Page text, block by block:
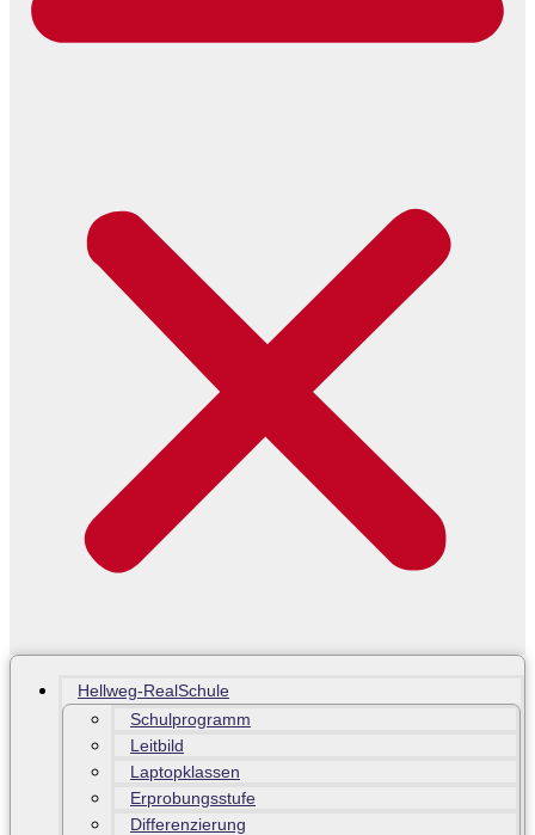
Hellweg-RealSchule
Schulprogramm
Leitbild
Laptopklassen
Erprobungsstufe
Differenzierung